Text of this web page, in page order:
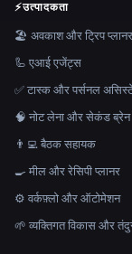
⚡उत्पादकता
🏖 अवकाश और ट्रिप प्लानर
🦾 एआई एजेंट्स
✅ टास्क और पर्सनल
🧠 नोट लेना और सेकंड ब्रेन
👨‍💻 बैठक सहायक
🍳 मील और रेसिपी प्लानर
⚙️ वर्कफ़्लो और ऑटोमेशन
🌱 व्यक्तिगत विकास और